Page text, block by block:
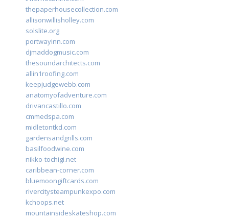
thepaperhousecollection.com
allisonwillisholley.com
solslite.org
portwayinn.com
djmaddogmusic.com
thesoundarchitects.com
allin1roofing.com
keepjudgewebb.com
anatomyofadventure.com
drivancastillo.com
cmmedspa.com
midletontkd.com
gardensandgrills.com
basilfoodwine.com
nikko-tochigi.net
caribbean-corner.com
bluemoongiftcards.com
rivercitysteampunkexpo.com
kchoops.net
mountainsideskateshop.com